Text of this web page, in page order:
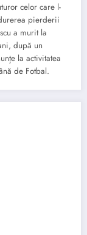
celor care l-
pierderii
a murit la
după un
la activitatea
de Fotbal.